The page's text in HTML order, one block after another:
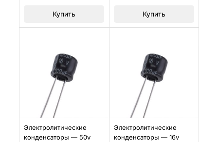
Купить Купить
Электролитические
конденсаторы — 50v
Электролитические
конденсаторы — 16v